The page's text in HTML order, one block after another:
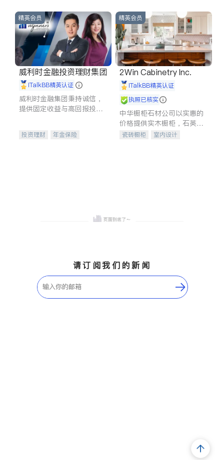
精英会员
威利时金融投资理财集团
iTalkBB精英认证
威利时金融集团秉持诚信，
提供固定收益与高回报投资
合，助力客户实现目标
投资理财
年金保险
精英会员
2Win Cabinetry Inc.
iTalkBB精英认证
执照已核实
中华橱柜石材公司以实惠的
价格提供实木橱柜，石英石
台面，多种优质不锈钢水
瓷砖橱柜
室内设计
请订阅我们的新闻